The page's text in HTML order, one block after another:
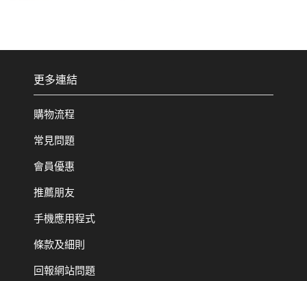
更多連結
購物流程
常見問題
會員優惠
推薦朋友
手機應用程式
條款及細則
回報網站問題